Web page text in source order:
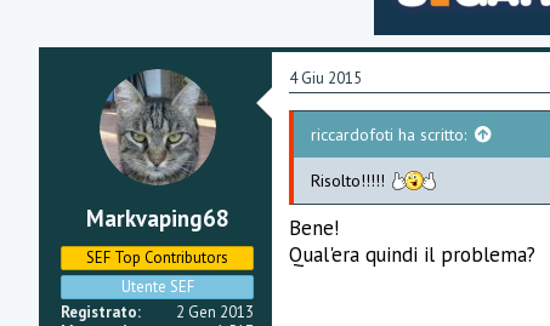
Markvaping68
SEF Top Contributors
Utente SEF
Registrato
2 Gen 2013
4 Giu 2015
riccardofoti ha scritto:
Risolto!!!!!
Bene!
Qual'era quindi il problema?